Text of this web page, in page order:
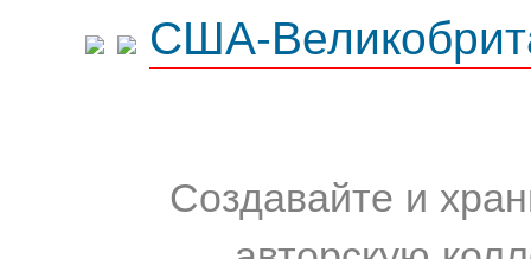
США-
Создавайте и